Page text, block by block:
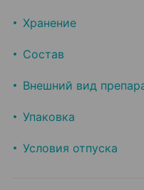
Хранение
Состав
Внешний вид
Упаковка
Условия отпуска